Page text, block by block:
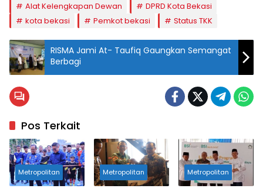
Alat Kelengkapan Dewan
DPRD Kota Bekasi
kota bekasi
Pemkot bekasi Status TKK
RISMA Jami At- Taufiq Gaungkan Semangat
Berbagi
Pos Terkait
Metropolitan Metropolitan Metropolitan